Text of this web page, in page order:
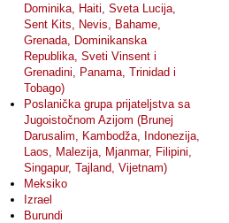
Dominika, Haiti, Sveta Lucija,
Sent Kits, Nevis, Bahame,
Grenada, Dominikanska
Republika, Sveti Vinsent i
Grenadini, Panama, Trinidad i
Tobago)
Poslanička grupa prijateljstva sa
Jugoistočnom Azijom (Brunej
Darusalim, Kambodža, Indonezija,
Laos, Malezija, Mjanmar, Filipini,
Singapur, Tajland, Vijetnam)
Meksiko
Izrael
Burundi